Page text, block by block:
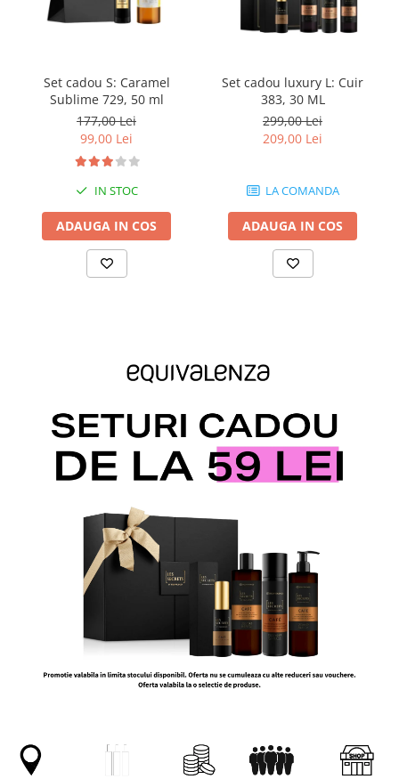
Set cadou S: Caramel
Sublime 729, 50 ml
177,00 Lei
99,00 Lei
IN STOC
ADAUGA IN COS
Set cadou luxury L: Cuir
383, 30 ML
299,00 Lei
209,00 Lei
LA COMANDA
ADAUGA IN COS